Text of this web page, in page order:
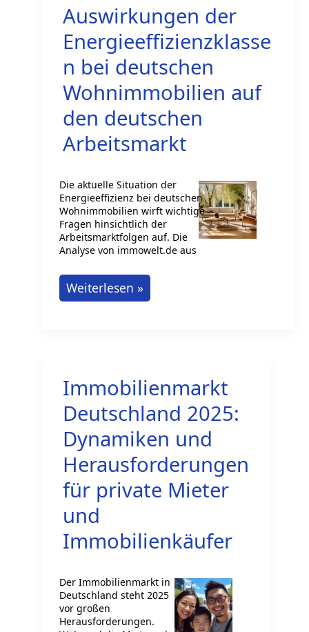
die
ideale
möblierte
Wohnung
für
Ihren
Start
Auswirkungen der
Energieeffizienzklasse
n bei deutschen
Wohnimmobilien auf
den deutschen
Arbeitsmarkt
Die aktuelle Situation der
Energieeffizienz bei deutschen
Wohnimmobilien wirft wichtige
Fragen hinsichtlich der
Arbeitsmarktfolgen auf. Die
Analyse von immowelt.de aus
Auswirkungen
der
Wohnimmobilien
auf
deutschen
Arbeitsmarkt
Weiterlesen »
Immobilienmarkt
Deutschland 2025:
Dynamiken und
Herausforderungen
für private Mieter
und
Immobilienkäufer
Der Immobilienmarkt in
Deutschland steht 2025
vor großen
Herausforderungen.